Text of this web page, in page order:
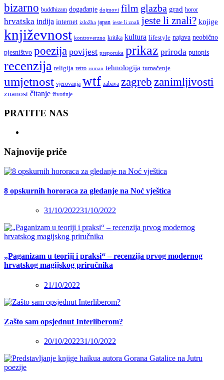
bizarno buddhizam događanje dojmovi film glazba grad horor
hrvatska indija internet izložba japan jeste li znali jeste li znali? knjige
književnost kontroverzno kritika kultura lifestyle najava neobično
pjesništvo poezija povijest preporuka prikaz priroda putopis
recenzija religija retro roman tehnologija tumačenje
umjetnost vjerovanja wtf zabava zagreb zanimljivosti
znanost čitanje životinje
PRATITE NAS
Najnovije priče
8 opskurnih hororaca za gledanje na Noć vještica
31/10/202231/10/2022
„Paganizam u teoriji i praksi“ – recenzija prvog modernog
hrvatskog magijskog priručnika
21/10/2022
Zašto sam opsjednut Interliberom?
20/10/202231/10/2022